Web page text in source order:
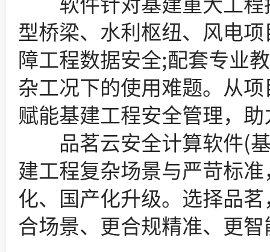
型桥梁、水利枢纽、风电
障工程数据安全;配套专业
杂工况下的使用难题。从
赋能基建工程安全管理，
品茗云安全计算软件(基
建工程复杂场景与严苛标
化、国产化升级。选择品
合场景、更合规精准、更